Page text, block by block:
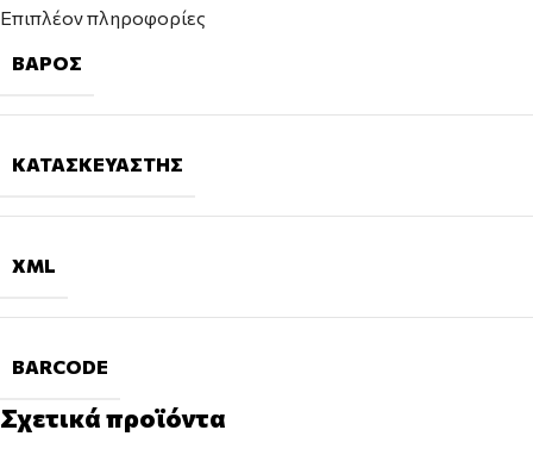
Επιπλέον πληροφορίες
ΒΆΡΟΣ
ΚΑΤΑΣΚΕΥΑΣΤΉΣ
XML
BARCODE
Σχετικά προϊόντα